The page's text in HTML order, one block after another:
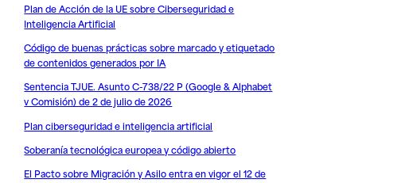
Plan de Acción de la UE sobre Ciberseguridad e
Inteligencia Artificial
Código de buenas prácticas sobre marcado y etiquetado
de contenidos generados por IA
Sentencia TJUE. Asunto C-738/22 P (Google & Alphabet
v Comisión) de 2 de julio de 2026
Plan ciberseguridad e inteligencia artificial
Soberanía tecnológica europea y código abierto
El Pacto sobre Migración y Asilo entra en vigor el 12 de